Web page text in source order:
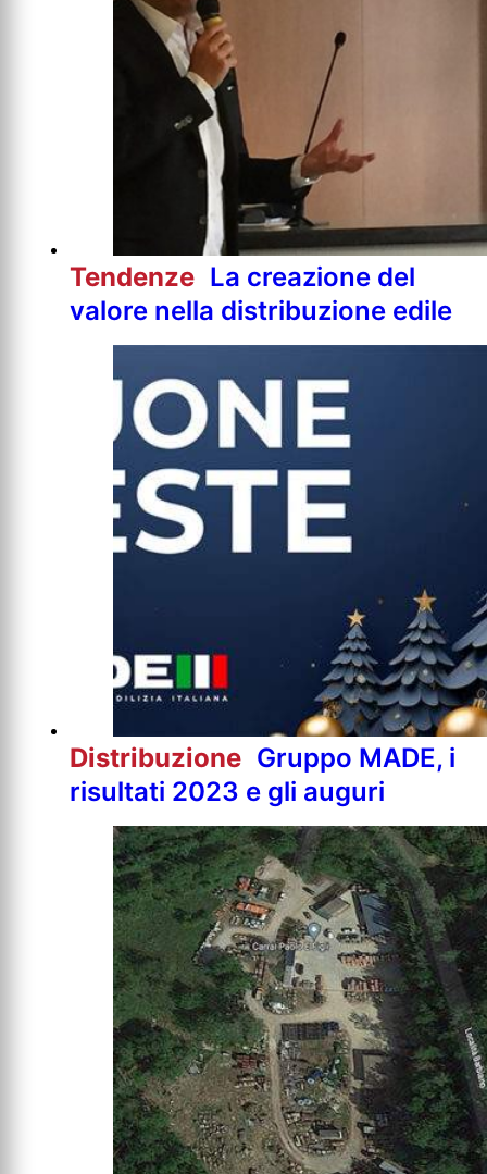
Tendenze La creazione del
valore nella distribuzione edile
Distribuzione Gruppo MADE, i
risultati 2023 e gli auguri